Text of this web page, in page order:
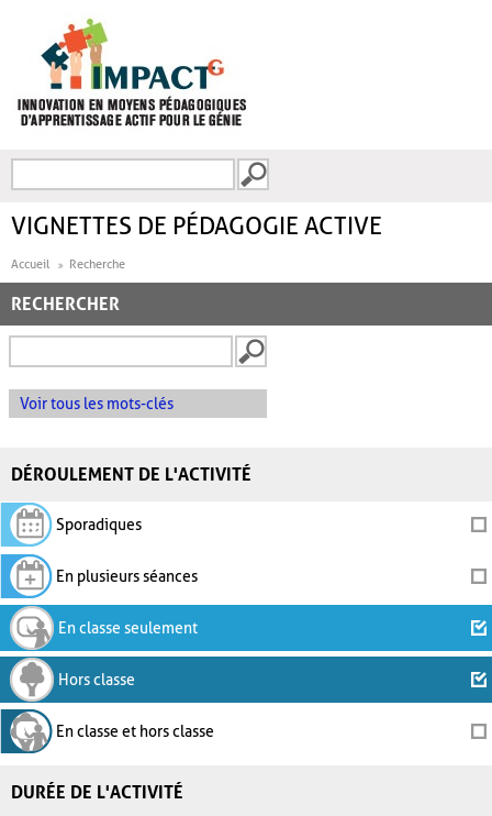
FORMULAIRE DE
VIGNETTES DE PÉDAGOGIE ACTIVE
Accueil Recherche
RECHERCHER
Voir tous les mots-clés
DÉROULEMENT DE L'ACTIVITÉ
Sporadiques
En plusieurs séances
En classe seulement
Hors classe
En classe et hors classe
DURÉE DE L'ACTIVITÉ